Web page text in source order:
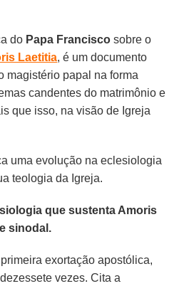
do Papa Francisco sobre o
Laetitia, é um documento
magistério papal na forma
candentes do matrimônio e
que isso, na visão de Igreja
uma evolução na eclesiologia
teologia da Igreja.
que sustenta Amoris
sinodal.
exortação apostólica,
vezes. Cita a